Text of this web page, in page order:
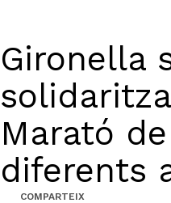
Gironella
Marató
diferents
COMPARTEIX